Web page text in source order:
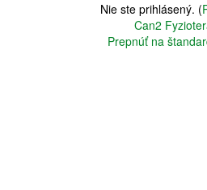
Nie ste prihlásený. (
Can2
Prepnúť na